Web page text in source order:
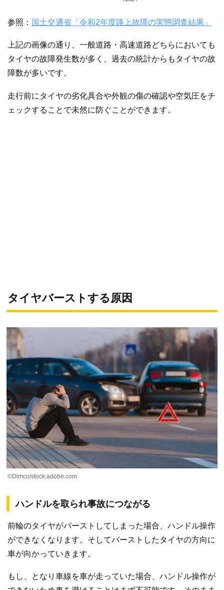
参照： 国土交通省「令和2年度路上故障の実態調査結果」
上記の画像の通り、一般道路・高速道路どちらにおいても
タイヤの故障発生数が多く、過去の統計からもタイヤの故
障数が多いです。
走行前にタイヤの劣化具合や外観の傷の確認や空気圧をチ
ェックすることで未然に防ぐことができます。
タイヤバーストする原因
©Dimco/stock.adobe.com
ハンドルを取られ事故につながる
前輪のタイヤがバーストしてしまった場合、ハンドル操作
ができなくなります。そしてバーストしたタイヤの方向に
車が向かっていきます。
もし、となり車線を車が走っていた場合、ハンドル操作が